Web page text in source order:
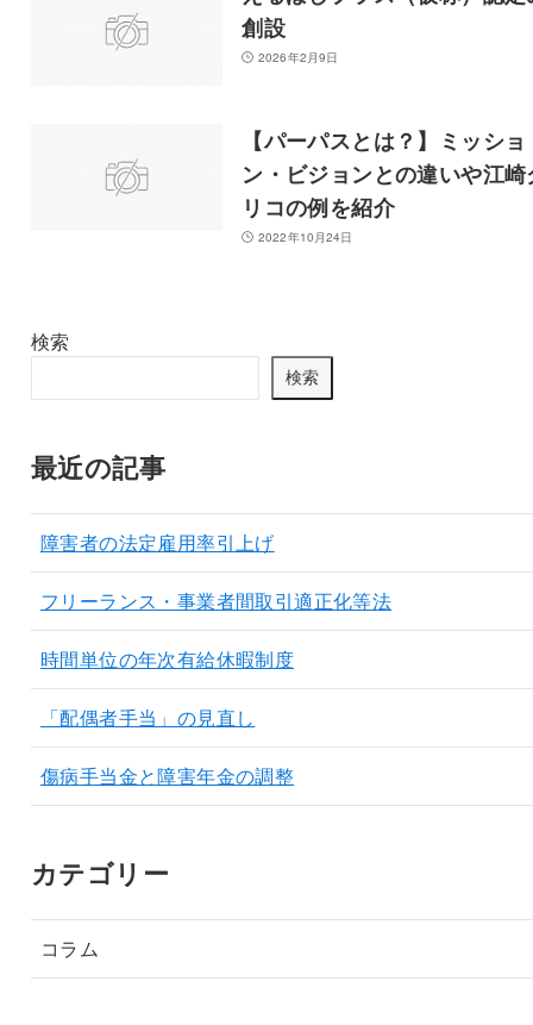
創設
2026年2月9日
【パーパスとは？】ミッショ
ン・ビジョンとの違いや江崎
リコの例を紹介
2022年10月24日
検索
検索
最近の記事
障害者の法定雇用率引上げ
フリーランス・事業者間取引適正化等法
時間単位の年次有給休暇制度
「配偶者手当」の見直し
傷病手当金と障害年金の調整
カテゴリー
コラム